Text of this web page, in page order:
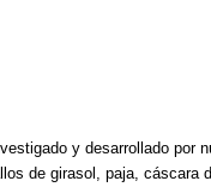
y desarrollado por
de girasol, paja,